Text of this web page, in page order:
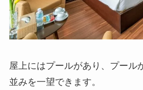
屋上にはプールがあり、プール
並みを一望できます。